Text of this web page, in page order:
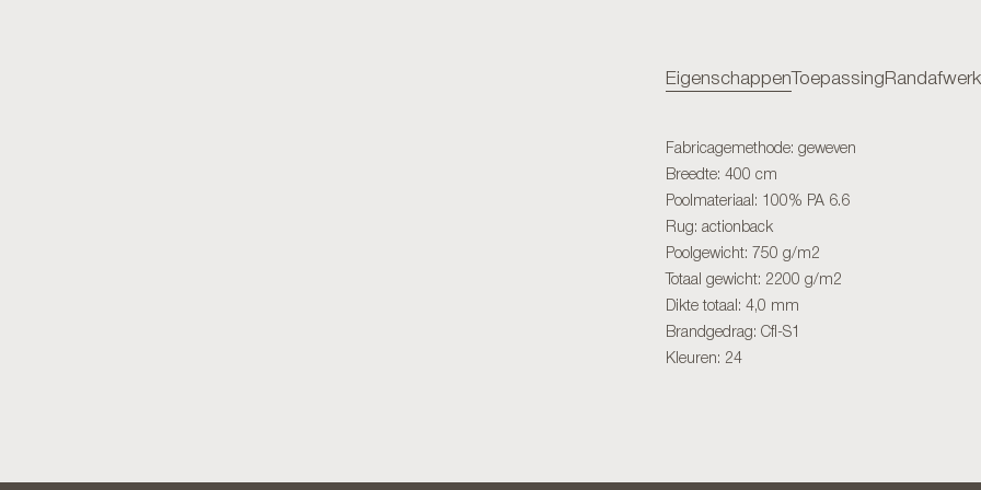
Eigenschappen Toepassing
Fabricagemethode: geweven
Breedte: 400 cm
Poolmateriaal: 100% PA 6.6
Rug: actionback
Poolgewicht: 750 g/m2
Totaal gewicht: 2200 g/m2
Dikte totaal: 4,0 mm
Brandgedrag: Cfl-S1
Kleuren: 24